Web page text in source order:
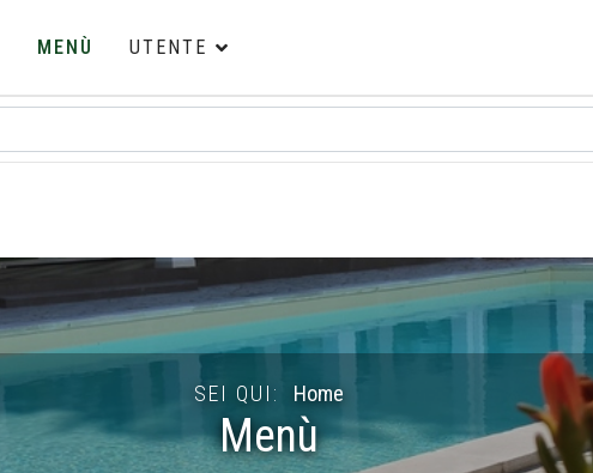
MENÙ UTENTE
SEI QUI: Home
Menù